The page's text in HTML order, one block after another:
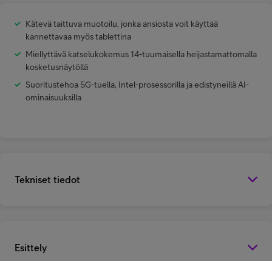
Kätevä taittuva muotoilu, jonka ansiosta voit käyttää
kannettavaa myös tablettina
Miellyttävä katselukokemus 14-tuumaisella heijastamattomalla
kosketusnäytöllä
Suoritustehoa 5G-tuella, Intel-prosessorilla ja edistyneillä AI-
ominaisuuksilla
Tekniset tiedot
Esittely